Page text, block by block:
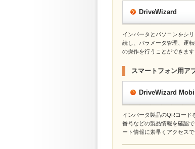
DriveWizard
インバータとパソコンをシ
続し、パラメータ管理、運
の操作を行うことができます
スマートフォン用ア
DriveWizard
インバータ製品のQRコード
番号などの製品情報を確認
ート情報に素早くアクセスで